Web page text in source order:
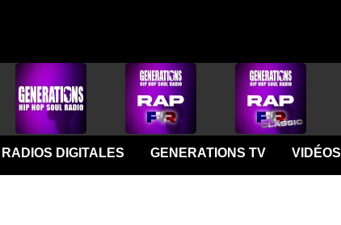
RADIOS DIGITALES GENERATIONS TV VIDÉOS